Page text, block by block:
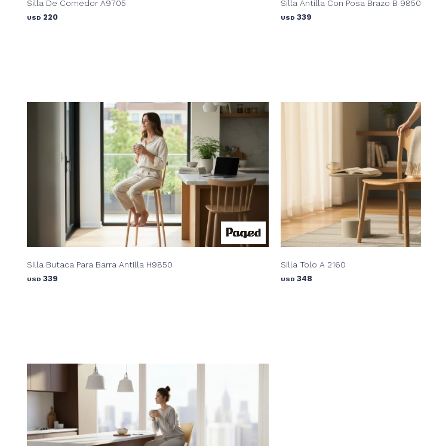
Silla De Comedor A9705
USD 220
Silla Antilla Con Posa Brazo B 9850
USD 339
Silla Butaca Para Barra Antilla H9850
USD 339
Silla Tolo A 2160
USD 348